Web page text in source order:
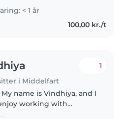
med børn. Til august
starte på HF på Tilst
og min drøm er..
< 1 år
100,00 kr./t
i Middelfart
1
My name is Vindhiya, and I
working with